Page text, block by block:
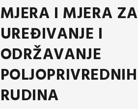
MJERA I MJERA ZA
UREĐIVANJE I
ODRŽAVANJE
POLJOPRIVREDNIH
RUDINA